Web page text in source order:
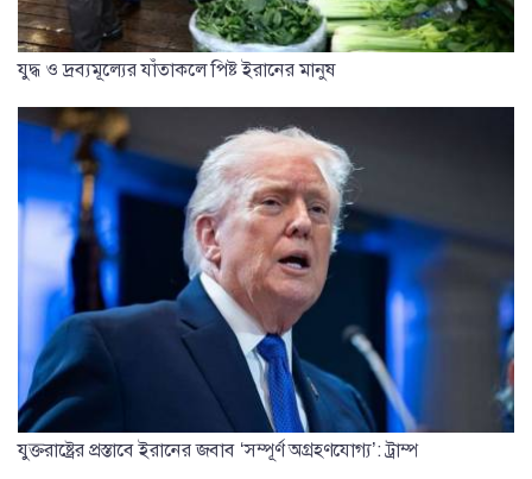
যুদ্ধ ও দ্রব্যমূল্যের যাঁতাকলে পিষ্ট ইরানের মানুষ
যুক্তরাষ্ট্রের প্রস্তাবে ইরানের জবাব ‘সম্পূর্ণ অগ্রহণযোগ্য’: ট্রাম্প